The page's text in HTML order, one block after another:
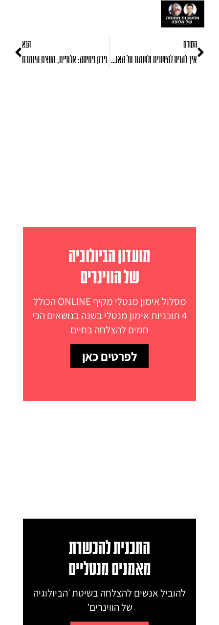
הקודם
איך להגיע להישגים ולשמור על האושר הפנימי שלך
הבא
פרק פתיחה: אלופים, מעצם היותכם
מועדון הביולוגיה
של הווינרים
מסלול אימון מנטלי מקיף ONLINE הכולל
4 תוכניות אימון מנטלי בשנה בנושאים הכי
חמים להצלחה בחיים
לפרטים כאן
התכנית להכשרת
מאמנים מנטליים
להוביל אנשים להצלחה בשיטת ׳הביולוגיה
של הווינרים’